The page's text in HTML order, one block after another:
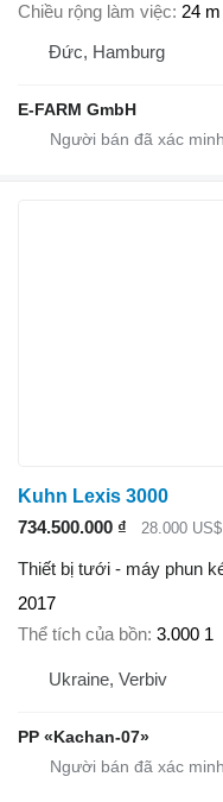
Chiều rộng làm việc 24 m
Đức, Hamburg
E-FARM GmbH
Kuhn Lexis 3000
734.500.000 ₫
28.000 US$
Thiết bị tưới - máy phun
2017
Thể tích của bồn 3.000 1
Ukraine, Verbiv
PP «Kachan-07»